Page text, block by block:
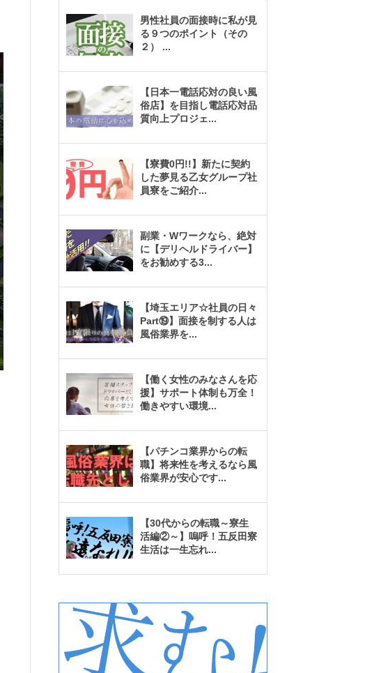
男性社員の面接時に私が見
る９つのポイント（その
２） ...
【日本一電話応対の良い風
俗店】を目指し電話応対品
質向上プロジェ...
【寮費0円!!】新たに契約
した夢見る乙女グループ社
員寮をご紹介...
副業・Wワークなら、絶対
に【デリヘルドライバー】
をお勧めする3...
【埼玉エリア☆社員の日々
Part⑲】面接を制する人は
風俗業界を...
【働く女性のみなさんを応
援】サポート体制も万全！
働きやすい環境...
【パチンコ業界からの転
職】将来性を考えるなら風
俗業界が安心です...
【30代からの転職～寮生
活編②～】嗚呼！五反田寮
生活は一生忘れ...